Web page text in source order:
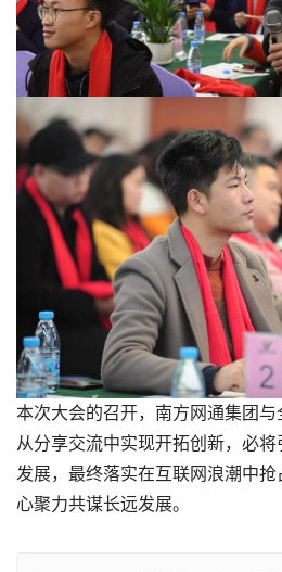
本次大会的召开，南方网通集团
从分享交流中实现开拓创新，必
发展，最终落实在互联网浪潮中
心聚力共谋长远发展。